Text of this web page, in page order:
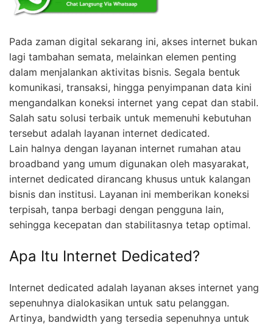
Pada zaman digital sekarang ini, akses internet bukan
lagi tambahan semata, melainkan elemen penting
dalam menjalankan aktivitas bisnis. Segala bentuk
komunikasi, transaksi, hingga penyimpanan data kini
mengandalkan koneksi internet yang cepat dan stabil.
Salah satu solusi terbaik untuk memenuhi kebutuhan
tersebut adalah layanan internet dedicated.
Lain halnya dengan layanan internet rumahan atau
broadband yang umum digunakan oleh masyarakat,
internet dedicated dirancang khusus untuk kalangan
bisnis dan institusi. Layanan ini memberikan koneksi
terpisah, tanpa berbagi dengan pengguna lain,
sehingga kecepatan dan stabilitasnya tetap optimal.
Apa Itu Internet Dedicated?
Internet dedicated adalah layanan akses internet yang
sepenuhnya dialokasikan untuk satu pelanggan.
Artinya, bandwidth yang tersedia sepenuhnya untuk